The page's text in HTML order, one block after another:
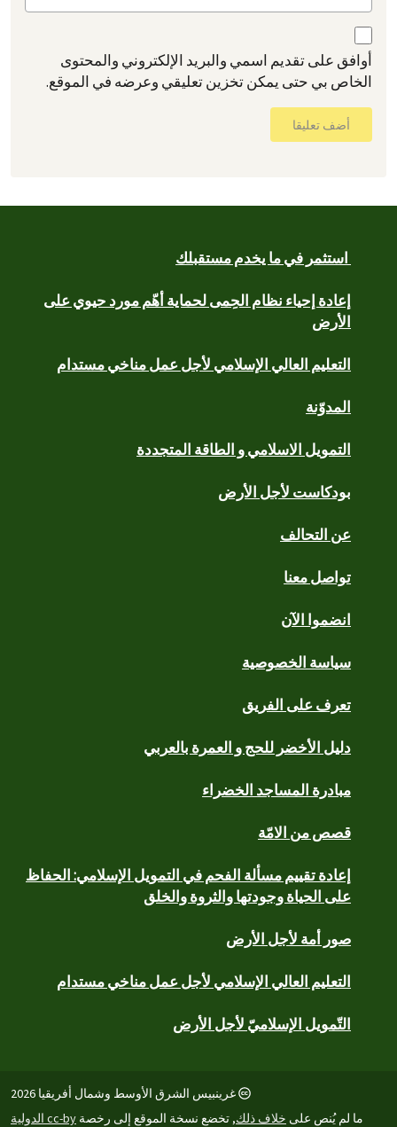
أوافق على تقديم اسمي والبريد الإلكتروني والمحتوى
الخاص بي حتى يمكن تخزين تعليقي وعرضه في الموقع.
أضف تعليقا
استثمر في ما يخدم مستقبلك
إعادة إحياء نظام الحِمى لحماية أهّم مورد حيوي على
الأرض
التعليم العالي الإسلامي لأجل عمل مناخي مستدام
المدوّنة
التمويل الاسلامي و الطاقة المتجددة
بودكاست لأجل الأرض
عن التحالف
تواصل معنا
انضموا الآن
سياسة الخصوصية
تعرف على الفريق
دليل الأخضر للحج و العمرة بالعربي
مبادرة المساجد الخضراء
قصص من الامّة
إعادة تقييم مسألة الفحم في التمويل الإسلامي: الحفاظ
على الحياة وجودتها والثروة والخلق
صور أمة لأجل الأرض
التعليم العالي الإسلامي لأجل عمل مناخي مستدام
التّمويل الإسلاميّ لأجل الأرض
غرينبيس الشرق الأوسط وشمال أفريقيا 2026
ما لم يُنص على خلاف ذلك, تخضع نسخة الموقع إلى رخصة cc-by الدولية